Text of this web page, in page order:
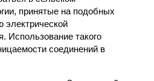
принятые на подобных
электрической
такого
соединений в